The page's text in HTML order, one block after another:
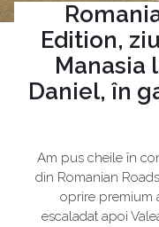
Edition,
Manasia
Daniel, în
Am pus cheile în
din Romanian
oprire premium
escaladat apoi